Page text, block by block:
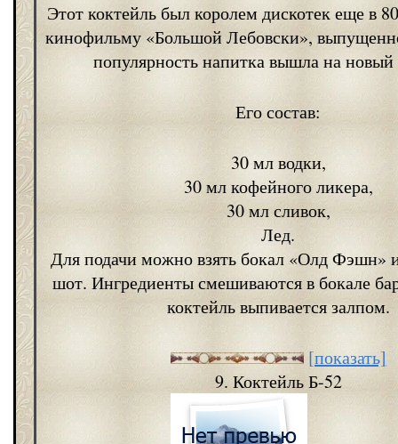
Этот коктейль был королем дискотек еще в
кинофильму «Большой Лебовски»,
популярность напитка вышла на новый
Его состав:
30 мл водки,
30 мл кофейного ликера,
30 мл сливок,
Лед.
Для подачи можно взять бокал «Олд Фэшн»
шот. Ингредиенты смешиваются в бокале
коктейль выпивается залпом.
[показать]
9. Коктейль Б-52